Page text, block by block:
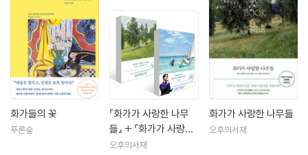
화가들의 꽃
푸른숲
『화가가 사랑한 나무
들』 + 『화가가 사랑한
바다』 세트
오후의서재
화가가 사랑한 나무들
오후의서재